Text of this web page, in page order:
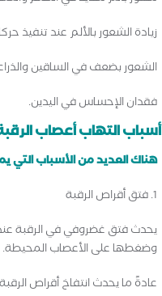
زيادة الشعور بالألم عند تنفيذ
الشعور بضعف في الساقين
فقدان الإحساس في اليدين.
أسباب التهاب أعصاب
هناك العديد من الأسباب التي
1. فتق أقراص الرقبة
يحدث فتق غضروفي في الرقبة
وضغطها على الأعصاب المحيطة.
عادةً ما يحدث انتفاخ أقراص